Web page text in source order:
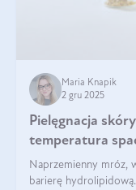
Maria Knapik
2 gru 2025
Pielęgnacja
temperatura
Naprzemienny mróz,
barierę